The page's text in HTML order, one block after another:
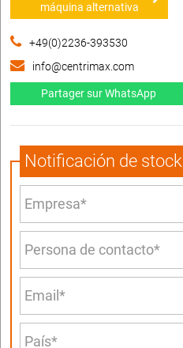
máquina alternativa
+49(0)2236-393530
info@centrimax.com
Partager sur WhatsApp
Notificación de stock